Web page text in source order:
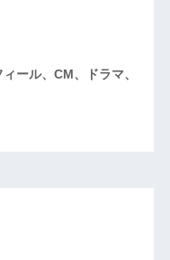
ール、CM、ドラマ、